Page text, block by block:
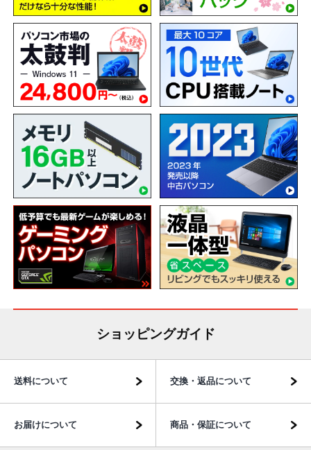
ショッピングガイド
送料について 交換・返品について
お届けについて 商品・保証について